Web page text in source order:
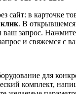
сайт: в карточке
клик. В открывшемся
ваш запрос.
и свяжемся с
для
комплект,